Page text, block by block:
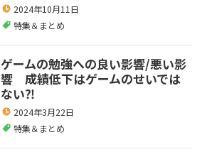
2024年10月11日
特集＆まとめ
ゲームの勉強への良い影響/悪い影
響 成績低下はゲームのせいでは
ない⁈
2024年3月22日
特集＆まとめ